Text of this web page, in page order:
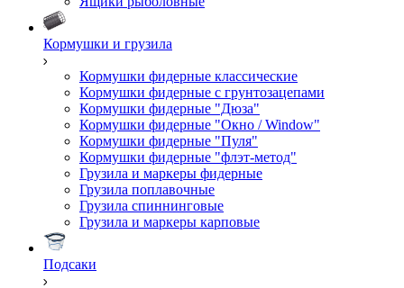
Кормушки и грузила
Кормушки фидерные классические
Кормушки фидерные с грунтозацепами
Кормушки фидерные "Дюза"
Кормушки фидерные "Окно / Window"
Кормушки фидерные "Пуля"
Кормушки фидерные "флэт-метод"
Грузила и маркеры фидерные
Грузила поплавочные
Грузила спиннинговые
Грузила и маркеры карповые
Подсаки